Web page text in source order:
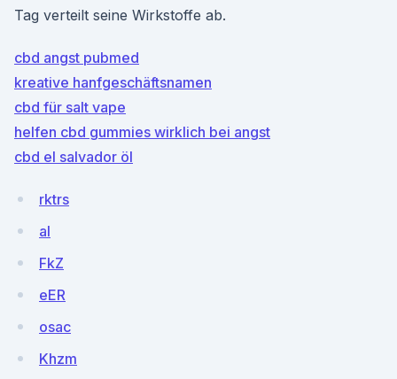
Tag verteilt seine Wirkstoffe ab.
cbd angst pubmed
kreative hanfgeschäftsnamen
cbd für salt vape
helfen cbd gummies wirklich bei angst
cbd el salvador öl
rktrs
al
FkZ
eER
osac
Khzm